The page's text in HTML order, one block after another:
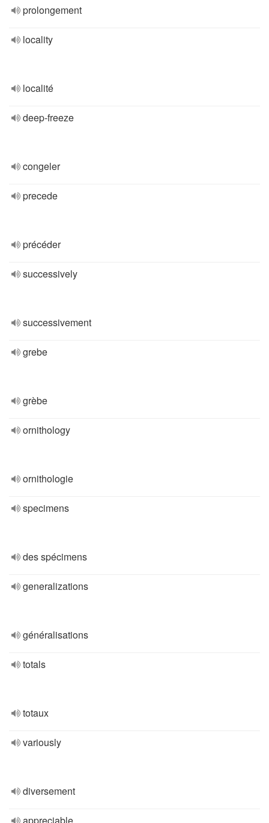
prolongement
locality
localité
deep-freeze
congeler
precede
précéder
successively
successivement
grebe
grèbe
ornithology
ornithologie
specimens
des spécimens
generalizations
généralisations
totals
totaux
variously
diversement